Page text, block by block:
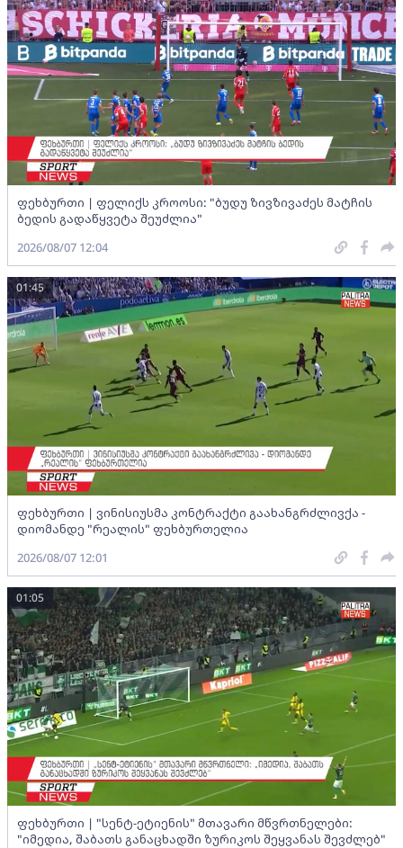
ფეხბურთი | ფელიქს კროოსი: "ბუდუ ზივზივაძეს მატჩის
ბედის გადაწყვეტა შეუძლია"
2026/08/07 12:04
ფეხბურთი | ვინისიუსმა კონტრაქტი გაახანგრძლივქა -
დიომანდე "რეალის" ფეხბურთელია
01:45
2026/08/07 12:01
ფეხბურთი | "სენტ-ეტიენის" მთავარი მწვრთნელები:
"იმედია, შაბათს განაცხადში ზურიკოს შეყვანას შევძლებ"
01:05